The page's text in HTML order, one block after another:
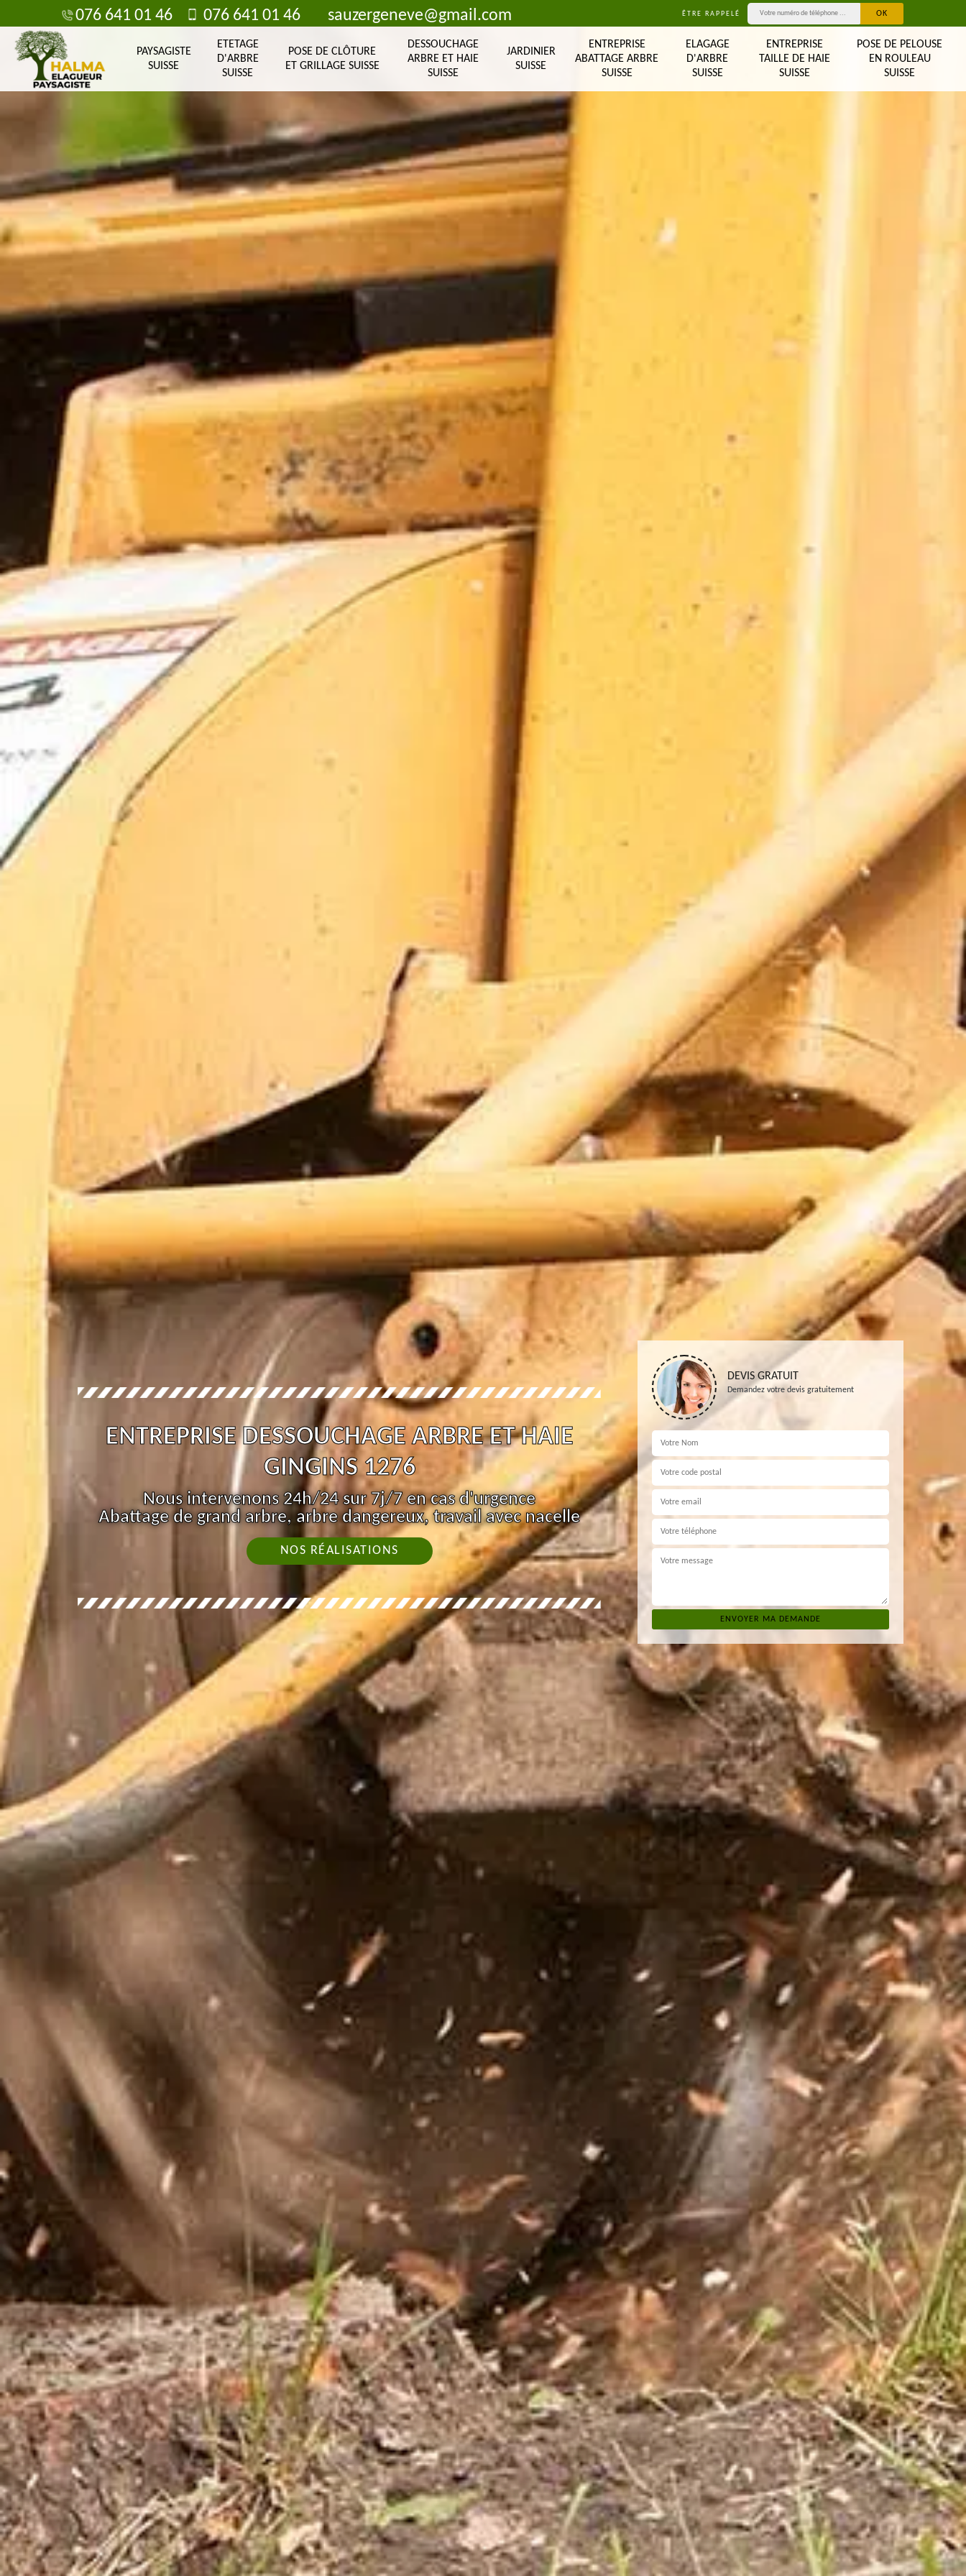
076 641 01 46 076 641 01 46 sauzergeneve@gmail.com ÊTRE RAPPELÉ
PAYSAGISTE
SUISSE
ETETAGE
D'ARBRE
SUISSE
POSE DE CLÔTURE
ET GRILLAGE SUISSE
DESSOUCHAGE
ARBRE ET HAIE
SUISSE
JARDINIER
SUISSE
ENTREPRISE
ABATTAGE ARBRE
SUISSE
ELAGAGE
D'ARBRE
SUISSE
ENTREPRISE
TAILLE DE HAIE
SUISSE
POSE DE PELOUSE
EN ROULEAU
SUISSE
ENTREPRISE DESSOUCHAGE ARBRE ET HAIE
GINGINS 1276
Nous intervenons 24h/24 sur 7j/7 en cas d'urgence
Abattage de grand arbre, arbre dangereux, travail avec nacelle
NOS RÉALISATIONS
DEVIS GRATUIT
Demandez votre devis gratuitement